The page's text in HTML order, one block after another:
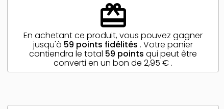
redeem
En achetant ce produit, vous pouvez gagner
jusqu'à 59 points fidélités . Votre panier
contiendra le total 59 points qui peut être
converti en un bon de2,95 € .